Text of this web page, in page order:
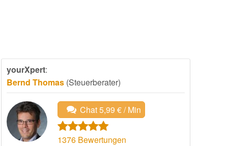
yourXpert:
Bernd Thomas (Steuerberater)
Chat 5,99 € / Min
1376 Bewertungen